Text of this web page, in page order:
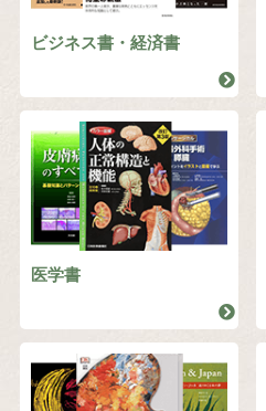
ビジネス書・経済書
医学書